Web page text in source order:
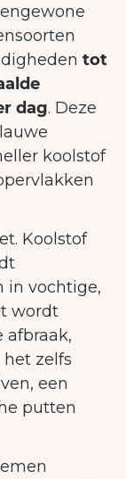
tot
dag. Deze
koolstof
Koolstof
in vochtige,
wordt
afbraak,
zelfs
een
putten